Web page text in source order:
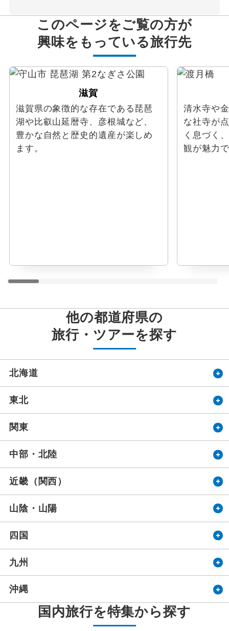
設定する
設定する
設定する
設定する
設定する
設定する
設定する
このページをご覧の方が
興味をもっている旅行先
滋賀
滋賀県の象徴的な存在である琵琶
湖や比叡山延暦寺、彦根城など、
豊かな自然と歴史的遺産が楽しめ
ます。
清水寺や
な社寺が
く息づく
観が魅力
他の都道府県の
旅行・ツアーを探す
北海道
東北
関東
中部・北陸
近畿（関西）
山陰・山陽
四国
九州
沖縄
国内旅行を特集から探す